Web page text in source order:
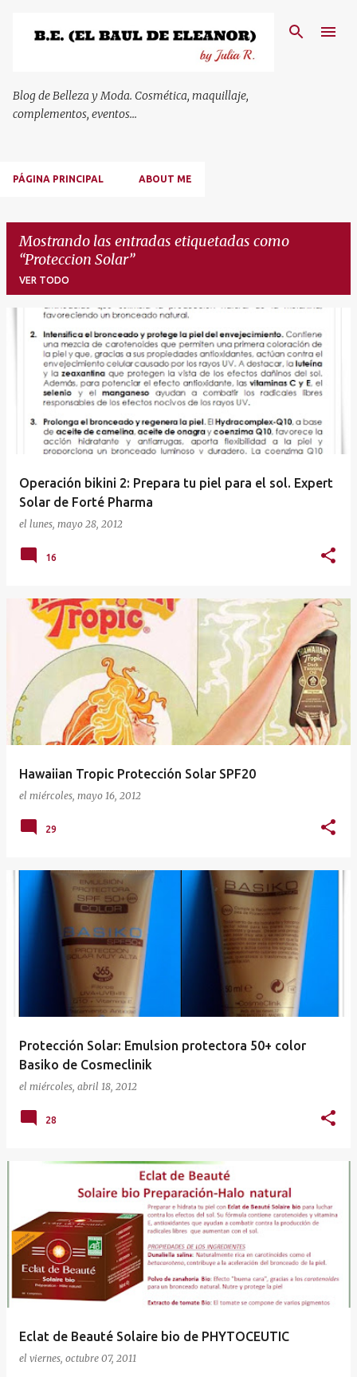
Blog de Belleza y Moda. Cosmética, maquillaje,
complementos, eventos...
PÁGINA PRINCIPAL ABOUT ME
Mostrando las entradas etiquetadas como
Proteccion Solar
VER TODO
Operación bikini 2: Prepara tu piel para el sol. Expert
Solar de Forté Pharma
el lunes, mayo 28, 2012
16
Hawaiian Tropic Protección Solar SPF20
el miércoles, mayo 16, 2012
29
Protección Solar: Emulsion protectora 50+ color
Basiko de Cosmeclinik
el miércoles, abril 18, 2012
28
Eclat de Beauté Solaire bio de PHYTOCEUTIC
el viernes, octubre 07, 2011